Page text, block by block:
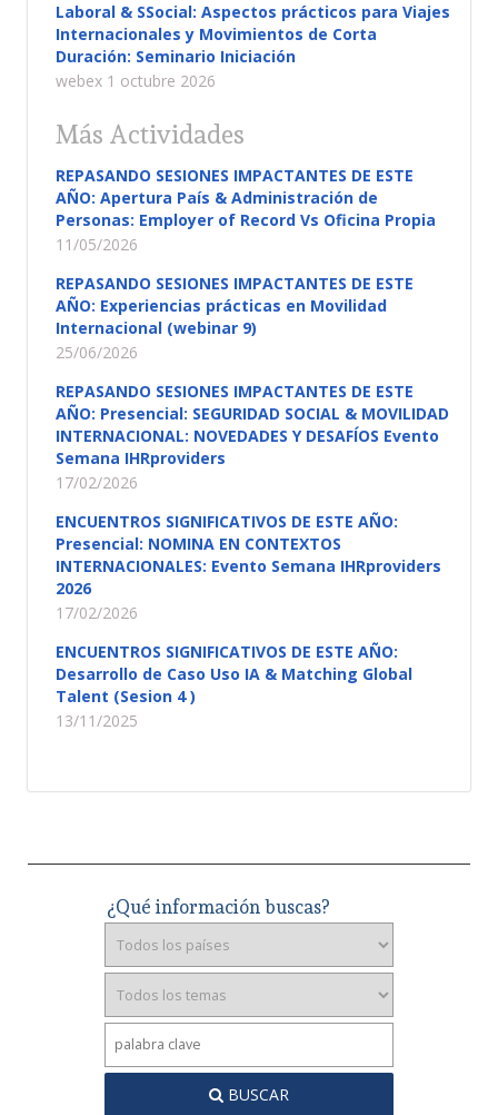
Laboral & SSocial: Aspectos prácticos para Viajes
Internacionales y Movimientos de Corta
Duración: Seminario Iniciación
webex 1 octubre 2026
Más Actividades
REPASANDO SESIONES IMPACTANTES DE ESTE
AÑO: Apertura País & Administración de
Personas: Employer of Record Vs Oficina Propia
11/05/2026
REPASANDO SESIONES IMPACTANTES DE ESTE
AÑO: Experiencias prácticas en Movilidad
Internacional (webinar 9)
25/06/2026
REPASANDO SESIONES IMPACTANTES DE ESTE
AÑO: Presencial: SEGURIDAD SOCIAL & MOVILIDAD
INTERNACIONAL: NOVEDADES Y DESAFÍOS Evento
Semana IHRproviders
17/02/2026
ENCUENTROS SIGNIFICATIVOS DE ESTE AÑO:
Presencial: NOMINA EN CONTEXTOS
INTERNACIONALES: Evento Semana IHRproviders
2026
17/02/2026
ENCUENTROS SIGNIFICATIVOS DE ESTE AÑO:
Desarrollo de Caso Uso IA & Matching Global
Talent (Sesion 4 )
13/11/2025
¿Qué información buscas?
BUSCAR